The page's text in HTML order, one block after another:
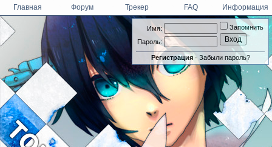
Имя:
Пароль:
Запомнить
Регистрация· Забыли пароль?
Главная Форум Трекер FAQ Информация